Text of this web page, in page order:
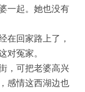
一起。她也没有
在回家路上了，
冤家。
，可把老婆高兴
感情这西湖边也